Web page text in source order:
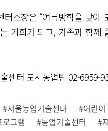
터소장은 “여름방학을 맞
기회가 되고, 가족과 함
센터 도시농업팀 02-6959-
#서울농업기술센터 #어린이
그램
#농업기술센터 #